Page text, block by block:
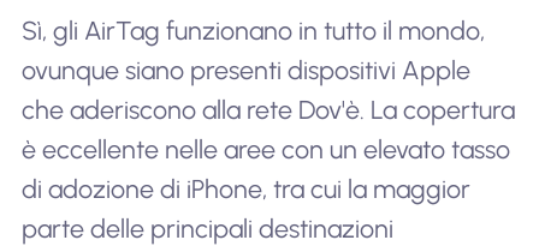
Sì, gli AirTag funzionano in tutto il mondo,
ovunque siano presenti dispositivi Apple
che aderiscono alla rete Dov'è. La copertura
è eccellente nelle aree con un elevato tasso
di adozione di iPhone, tra cui la maggior
parte delle principali destinazioni